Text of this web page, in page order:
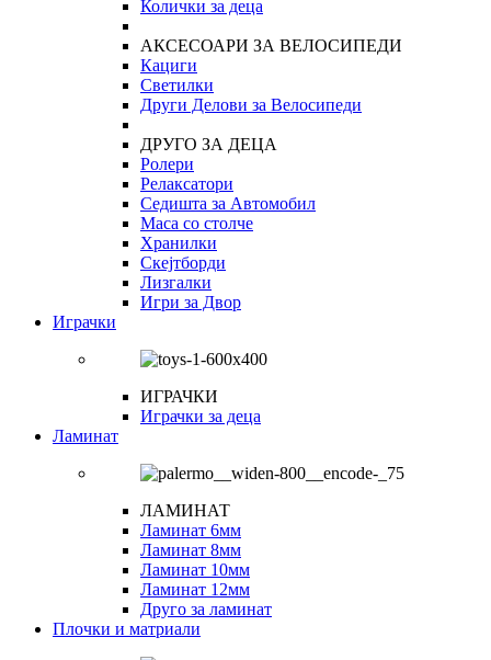
Колички за деца
АКСЕСОАРИ ЗА ВЕЛОСИПЕДИ
Кациги
Светилки
Други Делови за Велосипеди
ДРУГО ЗА ДЕЦА
Ролери
Релаксатори
Седишта за Автомобил
Маса со столче
Хранилки
Скејтборди
Лизгалки
Игри за Двор
Играчки
ИГРАЧКИ
Играчки за деца
Ламинат
ЛАМИНАТ
Ламинат 6мм
Ламинат 8мм
Ламинат 10мм
Ламинат 12мм
Друго за ламинат
Плочки и матриали